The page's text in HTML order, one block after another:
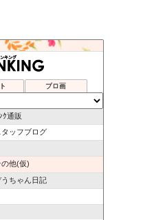
ブロ画
は本当にお得か？
こう！
ｸ通販
ッフブログ
他(仮)
うちゃん日記